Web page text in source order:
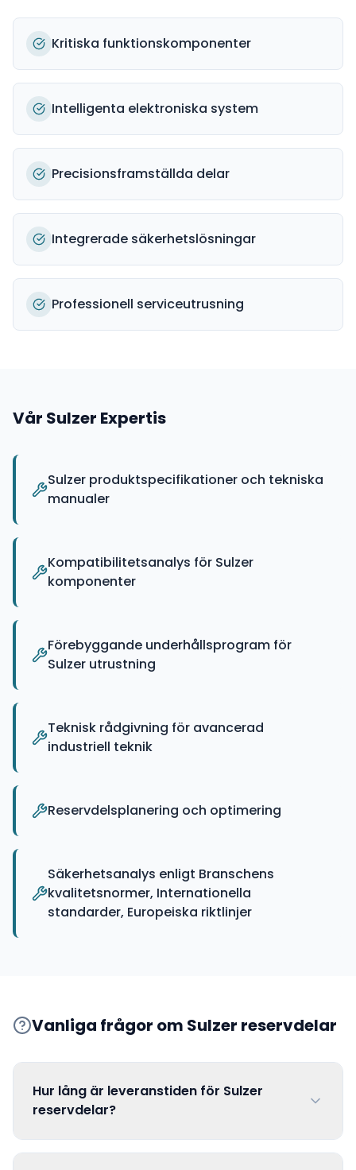
Kritiska funktionskomponenter
Intelligenta elektroniska system
Precisionsframställda delar
Integrerade säkerhetslösningar
Professionell serviceutrusning
Vår Sulzer Expertis
Sulzer produktspecifikationer och tekniska
manualer
Kompatibilitetsanalys för Sulzer
komponenter
Förebyggande underhållsprogram för
Sulzer utrustning
Teknisk rådgivning för avancerad
industriell teknik
Reservdelsplanering och optimering
Säkerhetsanalys enligt Branschens
kvalitetsnormer, Internationella
standarder, Europeiska riktlinjer
Vanliga frågor om Sulzer reservdelar
Hur lång är leveranstiden för Sulzer
reservdelar?